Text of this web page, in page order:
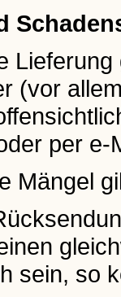
(vor
per e-
Mängel
sein, so